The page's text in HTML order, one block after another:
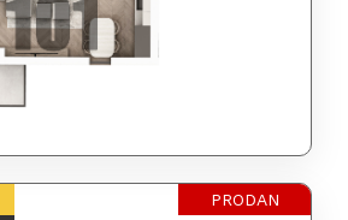
PRODAN